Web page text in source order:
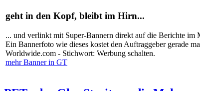
geht in den Kopf, bleibt im Hirn...
... und verlinkt mit Super-Bannern direkt auf die Berichte im
Ein Bannerfoto wie dieses kostet den Auftraggeber gerade
Worldwide.com - Stichwort: Werbung schalten.
mehr Banner in GT